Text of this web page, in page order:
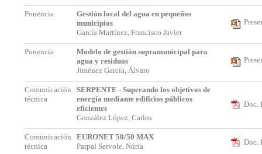
Ponencia
Gestión local del agua en pequeños
municipios
García Martínez, Francisco Javier
Ponencia
Modelo de gestión supramunicipal para
agua y residuos
Jiménez García, Álvaro
Comunicación
técnica
SERPENTE - Superando los objetivos de
energía mediante edificios públicos
eficientes
González López, Carlos
Doc.
Comunicación
técnica
EURONET 50/50 MAX
Parpal Servole, Núria
Doc.